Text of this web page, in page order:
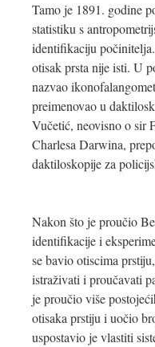
Tamo je 1891. godine
statistiku s
identifikaciju
otisak prsta nije isti. U
nazvao
preimenovao u
Vučetić, neovisno o sir
Charlesa Darwina,
daktiloskopije za
Nakon što je proučio
identifikacije i
se bavio otiscima
istraživati i proučavati
je proučio više
otisaka prstiju i uočio
uspostavio je vlastiti